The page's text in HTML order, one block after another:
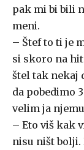
pak mi bi bili
meni.
– Štef to ti je
si skoro na
štel tak nekaj
da pobedimo
velim ja
– Eto viš kak
nisu ništ bolji.